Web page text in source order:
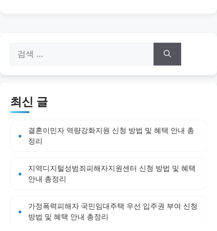
색:
최신 글
결혼이민자 역량강화지원 신청 방법 및 혜택 안내 총
정리
지역디지털성범죄피해자지원센터 신청 방법 및 혜택
안내 총정리
가정폭력피해자 국민임대주택 우선 입주권 부여 신청
방법 및 혜택 안내 총정리